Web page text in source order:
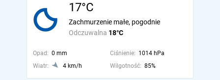
17°C
Odczuwalna 18°C
Zachmurzenie małe, pogodnie
Opad: 0 mm Ciśnienie: 1014 hPa
Wiatr:
4 km/h Wilgotność: 85%